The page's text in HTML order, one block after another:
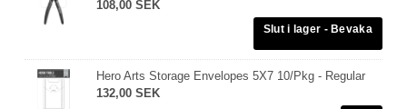
108,00 SEK
Hero Arts Storage Envelopes 5X7 10/Pkg - Regular
132,00 SEK